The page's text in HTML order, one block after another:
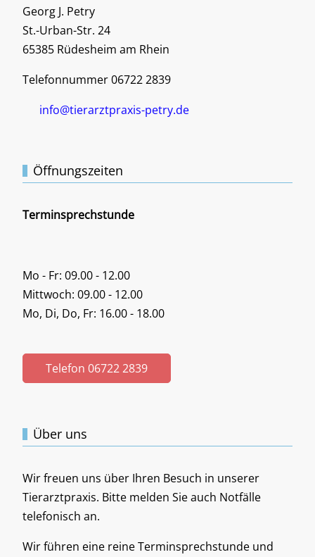
Georg J. Petry
St.-Urban-Str. 24
65385 Rüdesheim am Rhein
Telefonnummer 06722 2839
info@tierarztpraxis-petry.de
Öffnungszeiten
Terminsprechstunde
Mo - Fr: 09.00 - 12.00
Mittwoch: 09.00 - 12.00
Mo, Di, Do, Fr: 16.00 - 18.00
Telefon 06722 2839
Über uns
Wir freuen uns über Ihren Besuch in unserer
Tierarztpraxis. Bitte melden Sie auch Notfälle
telefonisch an.
Wir führen eine reine Terminsprechstunde und